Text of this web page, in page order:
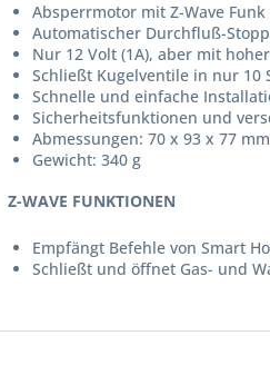
Absperrmotor mit Z-Wave Funk
Automatischer Durchfluß-
Nur 12 Volt (1A), aber mit
Schließt Kugelventile in nur 10
Schnelle und einfache
Sicherheitsfunktionen und
Abmessungen: 70 x 93 x 77 mm
Gewicht: 340 g
Z-WAVE FUNKTIONEN
Empfängt Befehle von Smart
Schließt und öffnet Gas- und